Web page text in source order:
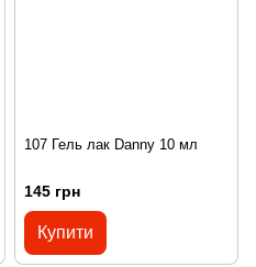
107 Гель лак Danny 10 мл
145 грн
Купити